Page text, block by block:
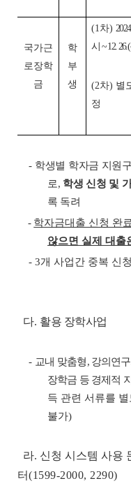
국가근
로장학
금
학
부
생
(1차)
시 ~ 12.
(2차) 별
정
- 학생별 학자금 지원
로, 학생 신청 및
록 독려
- 학자금대출 신청 완
않으면 실제 대출
- 3개 사업간 중복 신
다. 활용 장학사업
- 교내 맞춤형, 강의연
장학금 등 경제적
득 관련 서류를
불가)
라. 신청 시스템 사용
터(1599-2000, 2290)